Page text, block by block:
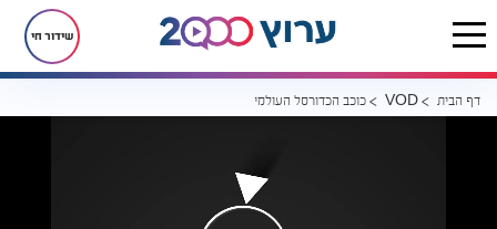
שידור חי
דף הבית VOD כוכב הכדורסל העולמי מייקל ג’ורדן מלמד אותנו שיעור לחיים